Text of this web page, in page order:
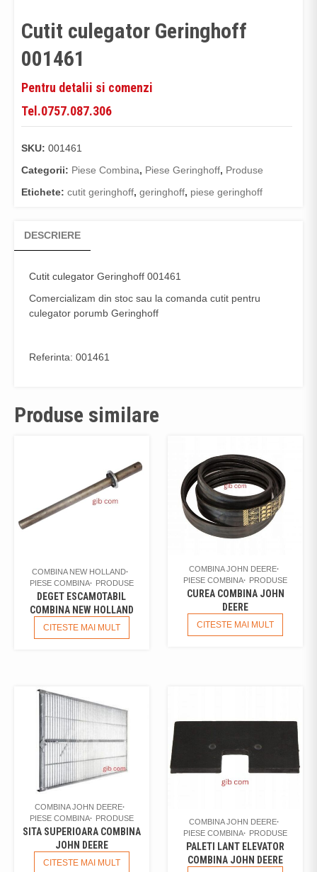
Cutit culegator Geringhoff
001461
Pentru detalii si comenzi
Tel.0757.087.306
SKU: 001461
Categorii: Piese Combina, Piese Geringhoff, Produse
Etichete: cutit geringhoff, geringhoff, piese geringhoff
DESCRIERE
Cutit culegator Geringhoff 001461
Comercializam din stoc sau la comanda cutit pentru
culegator porumb Geringhoff
Referinta: 001461
Produse similare
COMBINA NEW HOLLAND
PIESE COMBINA
PRODUSE
DEGET ESCAMOTABIL
COMBINA NEW HOLLAND
CITESTE MAI MULT
COMBINA JOHN DEERE
PIESE COMBINA
PRODUSE
CUREA COMBINA JOHN
DEERE
CITESTE MAI MULT
COMBINA JOHN DEERE
PIESE COMBINA
PRODUSE
SITA SUPERIOARA COMBINA
JOHN DEERE
CITESTE MAI MULT
COMBINA JOHN DEERE
PIESE COMBINA
PRODUSE
PALETI LANT ELEVATOR
COMBINA JOHN DEERE